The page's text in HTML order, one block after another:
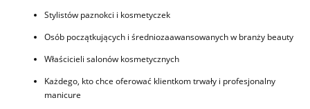
Stylistów paznokci i kosmetyczek
Osób początkujących i średniozaawansowanych w branży beauty
Właścicieli salonów kosmetycznych
Każdego, kto chce oferować klientkom trwały i profesjonalny
manicure